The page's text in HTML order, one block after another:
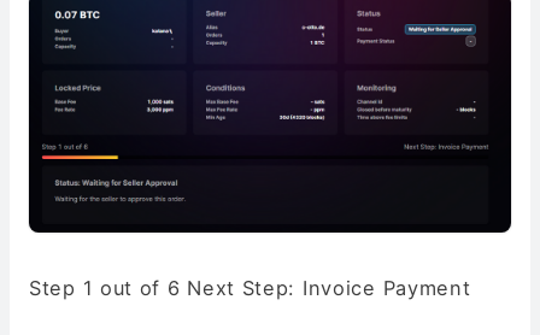
Step 1 out of 6 Next Step: Invoice Payment